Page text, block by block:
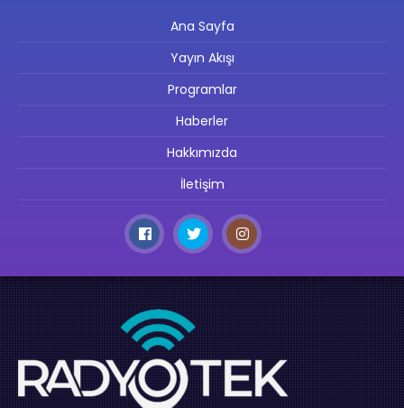
Ana Sayfa
Yayın Akışı
Programlar
Haberler
Hakkımızda
İletişim